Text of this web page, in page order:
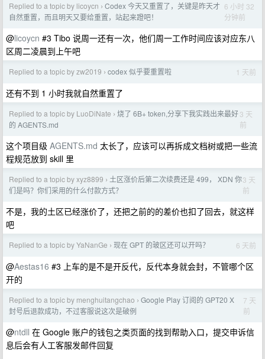
Replied to a topic by licoycn › Codex 今天又重置了，关键是昨天才
自然重置，而且明天又要给重置，站起来蹬吧！
6 小时 32
分钟前
@licoycn #3 Tibo 说周一还有一次，他们周一工作时间应该对应东八
区周二凌晨到上午吧
Replied to a topic by zw2019 › codex 似乎要重置啦 1 天前
还有不到 1 小时我就自然重置了
Replied to a topic by LuoDiNate › 烧了 6B+ token,分享下我实践出来最好
的 AGENTS.md
3 天
前
这个项目级 AGENTS.md 太长了，应该可以再拆成文档树或把一些流
程规范放到 skill 里
Replied to a topic by xyz8899 › 土区涨价后第二次续费还是 499， XDN 你
们是吗？你们采用的什么付款方式？
3 天
前
不是，我的土区已经涨价了，还把之前的的差价也扣了回去，就这样
吧
Replied to a topic by YaNanGe › 现在 GPT 的玻区还可以开吗？ 6 天前
@Aestas16 #3 上车的是不是开反代，反代本身就会封，不管哪个区
开的
Replied to a topic by menghuitangchao › Google Play 订阅的 GPT20 X
封号后退款成功，不过客服说这次是破例
7 天
前
@ntdll 在 Google 账户的钱包之类页面的找到帮助入口，提交申诉信
息后会有人工客服发邮件回复